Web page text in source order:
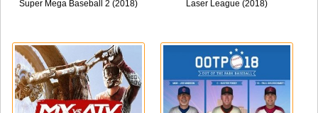
Super Mega Baseball 2 (2018) Laser League (2018)